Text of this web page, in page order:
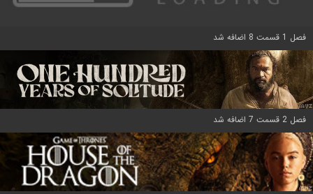
فصل 1 قسمت 8 اضافه شد
فصل 2 قسمت 7 اضافه شد